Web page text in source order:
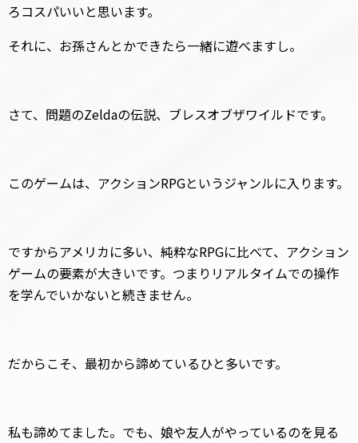
ろコスパいいと思います。
それに、お孫さんとかできたら一緒に遊べますし。
さて、問題のZeldaの伝説、ブレスオブザワイルドです。
このゲームは、アクションRPGというジャンルに入ります。
ですからアメリカに多い、純粋なRPGに比べて、アクション
ゲームの要素が大きいです。つまりリアルタイムでの操作
を学んでいかないと続きません。
だからこそ、最初から諦めているひと多いです。
私も諦めてました。でも、娘や友人がやっているのを見る